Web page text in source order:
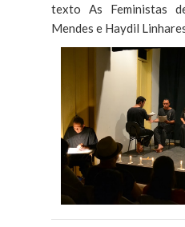
texto As Feministas
Mendes e Haydil